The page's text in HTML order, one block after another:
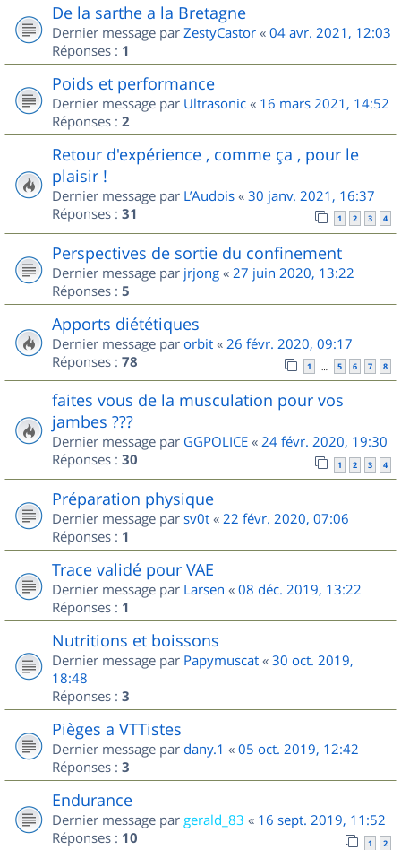
De la sarthe a la Bretagne
Dernier message par ZestyCastor « 04 avr. 2021, 12:03
Réponses : 1
Poids et performance
Dernier message par Ultrasonic « 16 mars 2021, 14:52
Réponses : 2
Retour d'expérience , comme ça , pour le
plaisir !
Dernier message par L’Audois « 30 janv. 2021, 16:37
Réponses : 31 1 2 3 4
Perspectives de sortie du confinement
Dernier message par jrjong « 27 juin 2020, 13:22
Réponses : 5
Apports diététiques
Dernier message par orbit « 26 févr. 2020, 09:17
Réponses : 78 1 … 5 6 7 8
faites vous de la musculation pour vos
jambes ???
Dernier message par GGPOLICE « 24 févr. 2020, 19:30
Réponses : 30 1 2 3 4
Préparation physique
Dernier message par sv0t « 22 févr. 2020, 07:06
Réponses : 1
Trace validé pour VAE
Dernier message par Larsen « 08 déc. 2019, 13:22
Réponses : 1
Nutritions et boissons
Dernier message par Papymuscat « 30 oct. 2019,
18:48
Réponses : 3
Pièges a VTTistes
Dernier message par dany.1 « 05 oct. 2019, 12:42
Réponses : 3
Endurance
Dernier message par gerald_83 « 16 sept. 2019, 11:52
Réponses : 10 1 2